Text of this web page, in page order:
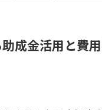
成金活用と費